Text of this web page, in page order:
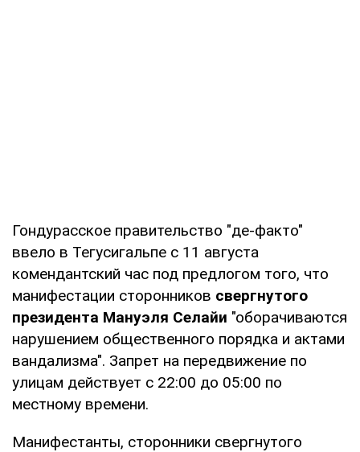
Гондурасское правительство "де-факто"
ввело в Тегусигальпе с 11 августа
комендантский час под предлогом того, что
манифестации сторонников свергнутого
президента Мануэля Селайи "оборачиваются
нарушением общественного порядка и актами
вандализма". Запрет на передвижение по
улицам действует с 22:00 до 05:00 по
местному времени.
Манифестанты, сторонники свергнутого